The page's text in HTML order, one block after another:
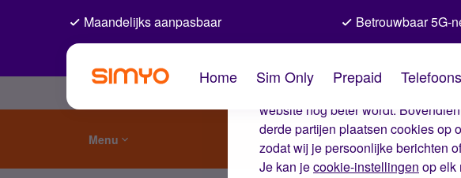
De cookies van
Wij gebruiken cookies op onze
website nog beter wordt.
derde partijen plaatsen cookies op
zodat wij je persoonlijke berichten
Je kan jecookie-instellingen op elk
Maandelijks aanpasbaar Betrouwbaar 5G-
Home Sim Only Prepaid Telefoons
Menu